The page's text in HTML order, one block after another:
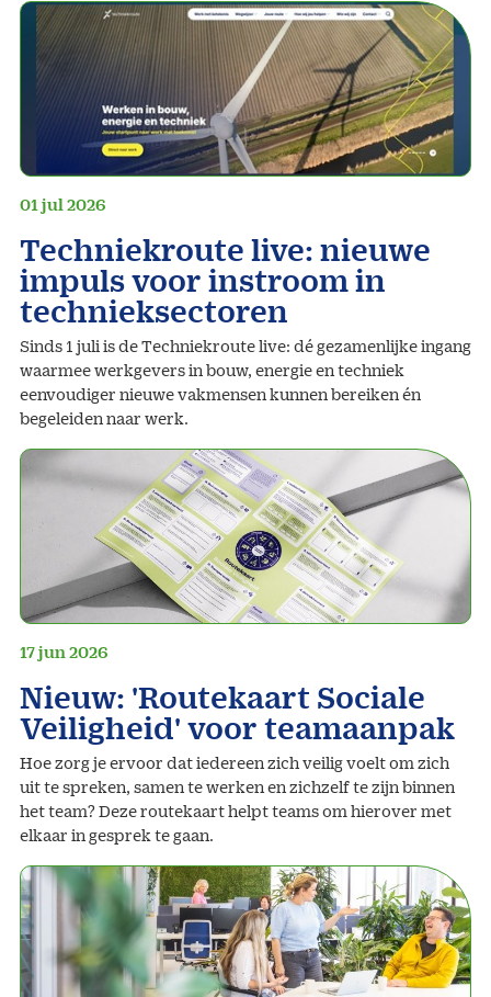
01 jul 2026
Techniekroute live: nieuwe
impuls voor instroom in
technieksectoren
Sinds 1 juli is de Techniekroute live: dé gezamenlijke ingang
waarmee werkgevers in bouw, energie en techniek
eenvoudiger nieuwe vakmensen kunnen bereiken én
begeleiden naar werk.
17 jun 2026
Nieuw: 'Routekaart Sociale
Veiligheid' voor teamaanpak
Hoe zorg je ervoor dat iedereen zich veilig voelt om zich
uit te spreken, samen te werken en zichzelf te zijn binnen
het team? Deze routekaart helpt teams om hierover met
elkaar in gesprek te gaan.